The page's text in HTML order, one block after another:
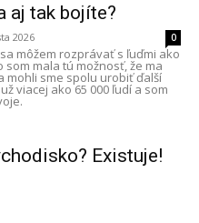
aj tak bojíte?
2026 0
môžem rozprávať s ľuďmi ako
mala tú možnosť, že ma
mohli sme spolu urobiť ďalší
viacej ako 65 000 ľudí a som
Existuje!